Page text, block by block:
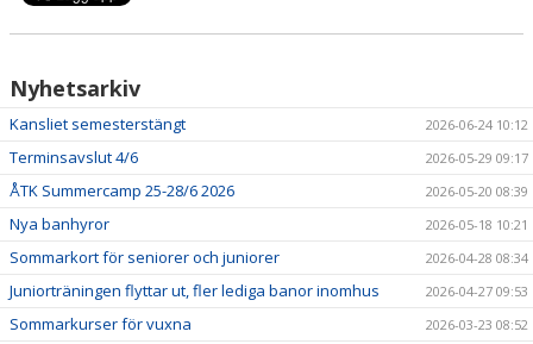
Nyhetsarkiv
Kansliet semesterstängt 2026-06-24 10:12
Terminsavslut 4/6 2026-05-29 09:17
ÅTK Summercamp 25-28/6 2026 2026-05-20 08:39
Nya banhyror 2026-05-18 10:21
Sommarkort för seniorer och juniorer 2026-04-28 08:34
Juniorträningen flyttar ut, fler lediga banor inomhus 2026-04-27 09:53
Sommarkurser för vuxna 2026-03-23 08:52